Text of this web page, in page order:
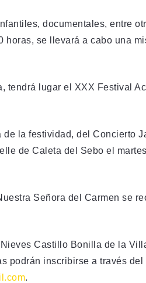
documentales, entre
se llevará a cabo una
lugar el XXX Festival
la festividad, del Concierto
de Caleta del Sebo el
Señora del Carmen se
Castillo Bonilla de la
podrán inscribirse a través
.